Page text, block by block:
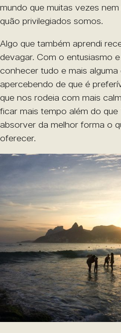
mundo que muitas vezes
quão privilegiados somos.
Algo que também aprendi
devagar. Com o entusiasmo
conhecer tudo e mais
apercebendo de que é
que nos rodeia com mais
ficar mais tempo além do que
absorver da melhor forma o
oferecer.